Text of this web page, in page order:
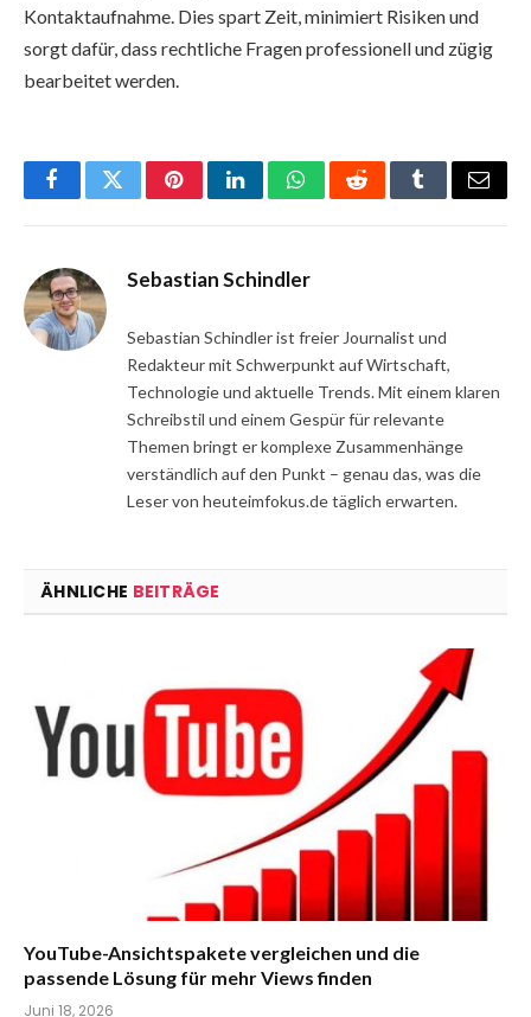
Kontaktaufnahme. Dies spart Zeit, minimiert Risiken und
sorgt dafür, dass rechtliche Fragen professionell und zügig
bearbeitet werden.
FacebookTwitterPinterestLinkedInWhatsAppRedditTumblrEmail
Sebastian Schindler
Sebastian Schindler ist freier Journalist und
Redakteur mit Schwerpunkt auf Wirtschaft,
Technologie und aktuelle Trends. Mit einem klaren
Schreibstil und einem Gespür für relevante
Themen bringt er komplexe Zusammenhänge
verständlich auf den Punkt – genau das, was die
Leser von heuteimfokus.de täglich erwarten.
ÄHNLICHE BEITRÄGE
YouTube-Ansichtspakete vergleichen und die
passende Lösung für mehr Views finden
Juni 18, 2026